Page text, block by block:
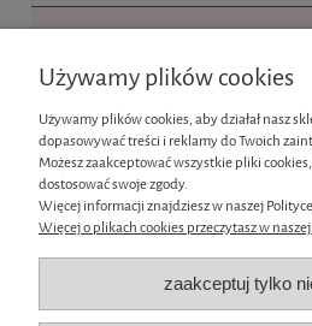
Moje konto
Płatności i
O nas
Używamy plików cookies
Używamy plików cookies, aby działał nasz
dopasowywać treści i reklamy do Twoich
Możesz zaakceptować wszystkie pliki
dostosować swoje zgody.
Więcej informacji znajdziesz w naszej
Więcej o plikach cookies przeczytasz w
zaakceptuj tylko